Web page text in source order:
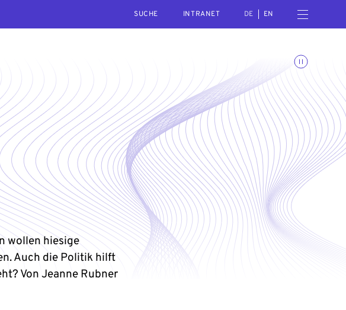
INTRANET
DE EN Menü öffnen
Animationen umschalten
wollen hiesige
Auch die Politik hilft
Von Jeanne Rubner